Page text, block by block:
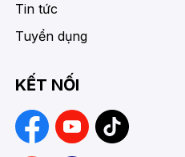
Tin tức
Tuyển dụng
KẾT NỐI